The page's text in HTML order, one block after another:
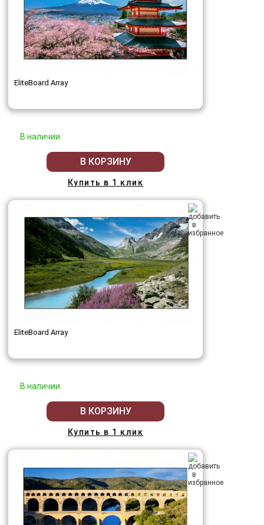
EliteBoard Array
В наличии
В КОРЗИНУ
Купить в 1 клик
EliteBoard Array
В наличии
В КОРЗИНУ
Купить в 1 клик